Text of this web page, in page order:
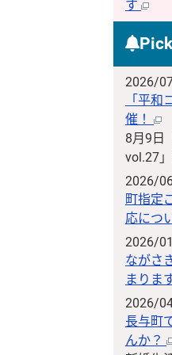
す
2026/
「平
催！
8月9日
vol.27」
2026/
町指定
応につ
2026/
ながさ
まりま
2026/
長与町
んか？